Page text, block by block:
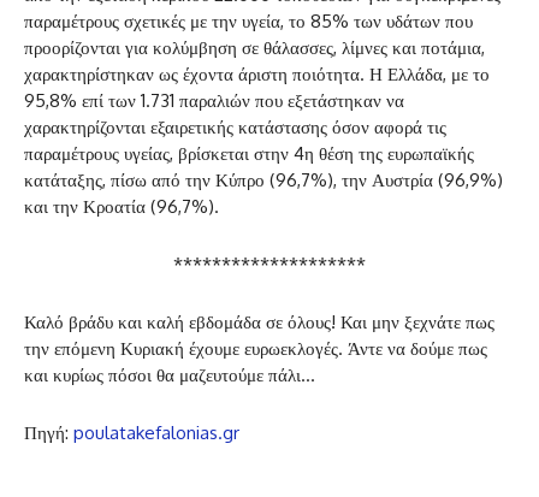
παραμέτρους σχετικές με την υγεία, το 85% των υδάτων που
προορίζονται για κολύμβηση σε θάλασσες, λίμνες και ποτάμια,
χαρακτηρίστηκαν ως έχοντα άριστη ποιότητα. Η Ελλάδα, με το
95,8% επί των 1.731 παραλιών που εξετάστηκαν να
χαρακτηρίζονται εξαιρετικής κατάστασης όσον αφορά τις
παραμέτρους υγείας, βρίσκεται στην 4η θέση της ευρωπαϊκής
κατάταξης, πίσω από την Κύπρο (96,7%), την Αυστρία (96,9%)
και την Κροατία (96,7%).
********************
Καλό βράδυ και καλή εβδομάδα σε όλους! Και μην ξεχνάτε πως
την επόμενη Κυριακή έχουμε ευρωεκλογές. Άντε να δούμε πως
και κυρίως πόσοι θα μαζευτούμε πάλι…
Πηγή: poulatakefalonias.gr